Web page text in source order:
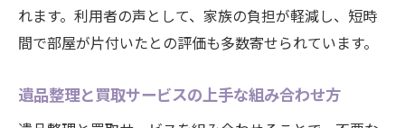
れます。利用者の声として、家族の負担が軽減し、短時
間で部屋が片付いたとの評価も多数寄せられています。
遺品整理と買取サービスの上手な組み合わせ方